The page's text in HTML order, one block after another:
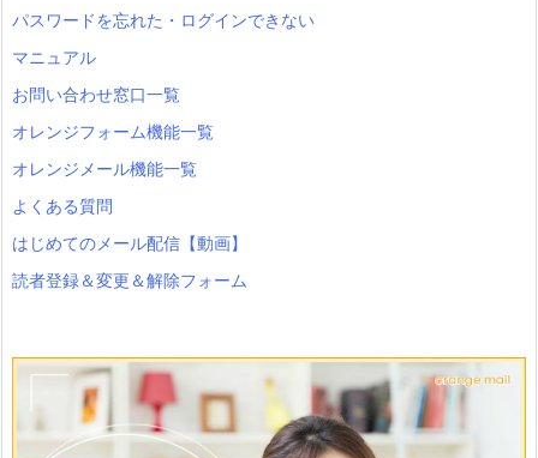
パスワードを忘れた・ログインできない
マニュアル
お問い合わせ窓口一覧
オレンジフォーム機能一覧
オレンジメール機能一覧
よくある質問
はじめてのメール配信【動画】
読者登録＆変更＆解除フォーム